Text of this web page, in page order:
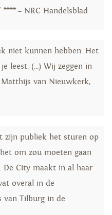
– NRC Handelsblad
niet kunnen hebben. Het
leest. (...) Wij zeggen in
van Nieuwkerk,
zijn publiek het sturen op
om zou moeten gaan
De City maakt in al haar
overal in de
van Tilburg in de